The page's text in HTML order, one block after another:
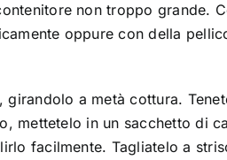
non troppo grande.
oppure con della
a metà cottura.
mettetelo in un sacchetto di
facilmente. Tagliatelo a